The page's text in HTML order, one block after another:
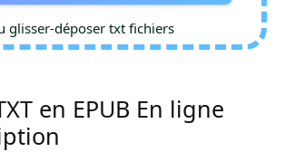
glisser-déposer txt fichiers
en EPUB En ligne